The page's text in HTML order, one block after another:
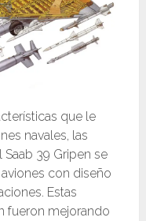
que le
navales, las
39 Gripen se
con diseño
Estas
fueron mejorando